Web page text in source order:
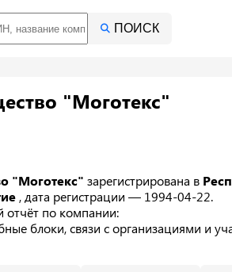
ПОИСК
"Моготекс"
"Моготекс" зарегистрирована в
, дата регистрации — 1994-04-22.
отчёт по компании:
блоки, связи с организациями и